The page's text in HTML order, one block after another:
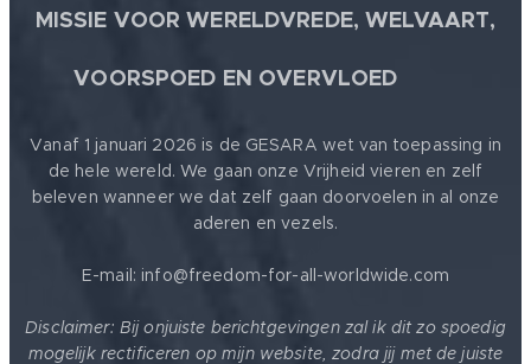
MISSIE VOOR WERELDVREDE, WELVAART,
VOORSPOED EN OVERVLOED
Vanaf 1 januari 2026 is de GESARA wet van toepassing in
de hele wereld. We gaan onze Vrijheid vieren en zelf
beleven wanneer we dat zelf gaan doorvoelen in al onze
aderen en vezels.
E-mail: info@freedom-for-all-worldwide.com
Disclaimer: Bij onjuiste berichtgevingen zal ik dit zo spoedig
mogelijk rectificeren op mijn website, zodra jij met de juiste